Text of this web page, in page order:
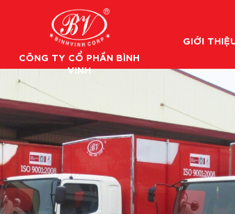
CÔNG TY CỔ PHẦN BÌNH
VINH
GIỚI